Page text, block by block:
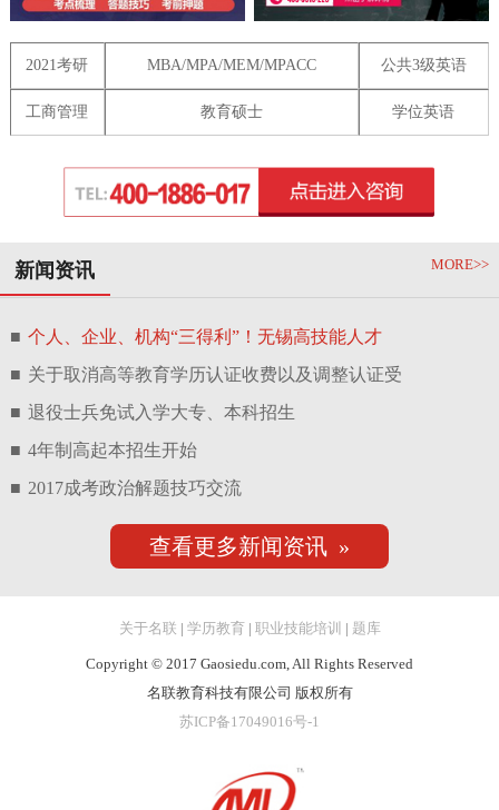
2021考研 MBA/MPA/MEM/MPACC 公共3级英语
工商管理 教育硕士 学位英语
新闻资讯 MORE>>
■ 个人、企业、机构“三得利”！无锡高技能人才
■ 关于取消高等教育学历认证收费以及调整认证受
■ 退役士兵免试入学大专、本科招生
■ 4年制高起本招生开始
■ 2017成考政治解题技巧交流
查看更多新闻资讯 »
关于名联 | 学历教育| 职业技能培训 | 题库
Copyright © 2017 Gaosiedu.com, All Rights Reserved
名联教育科技有限公司 版权所有
苏ICP备17049016号-1